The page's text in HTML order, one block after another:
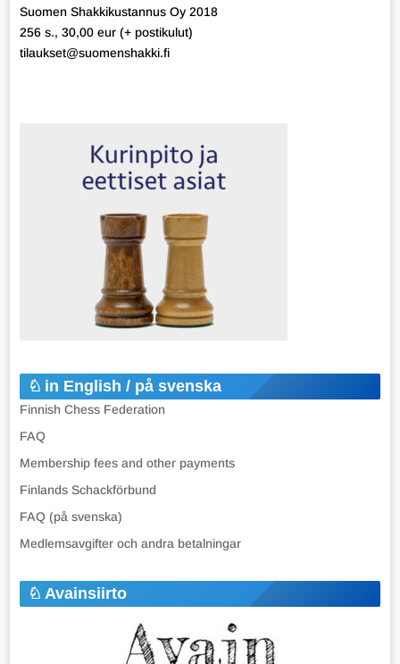
Suomen Shakkikustannus Oy 2018
256 s., 30,00 eur (+ postikulut)
tilaukset@suomenshakki.fi
in English / på svenska
Finnish Chess Federation
FAQ
Membership fees and other payments
Finlands Schackförbund
FAQ (på svenska)
Medlemsavgifter och andra betalningar
Avainsiirto